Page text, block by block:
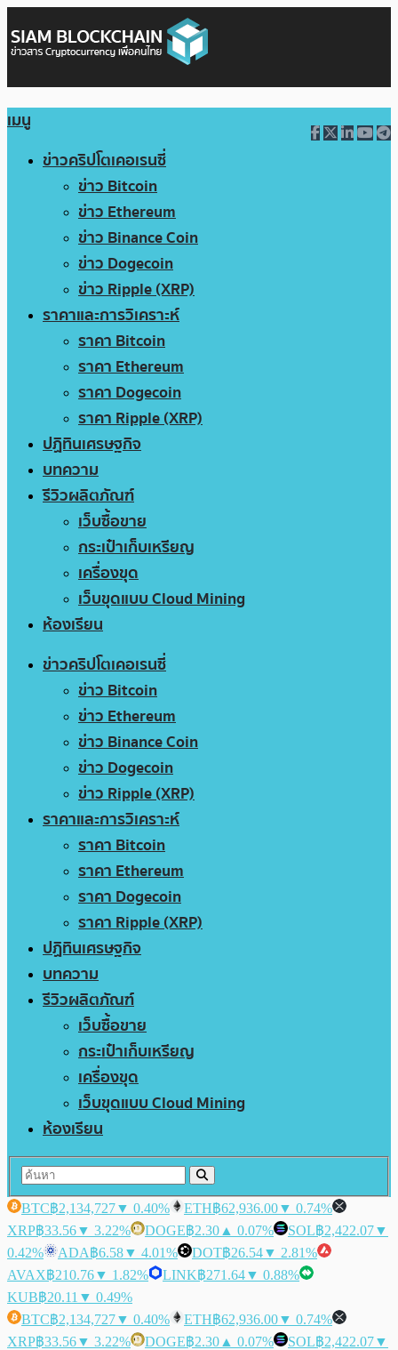
เมนู
ข่าวคริปโตเคอเรนซี่
ข่าว Bitcoin
ข่าว Ethereum
ข่าว Binance Coin
ข่าว Dogecoin
ข่าว Ripple (XRP)
ราคาและการวิเคราะห์
ราคา Bitcoin
ราคา Ethereum
ราคา Dogecoin
ราคา Ripple (XRP)
ปฏิทินเศรษฐกิจ
บทความ
รีวิวผลิตภัณฑ์
เว็บซื้อขาย
กระเป๋าเก็บเหรียญ
เครื่องขุด
เว็บขุดแบบ Cloud Mining
ห้องเรียน
ข่าวคริปโตเคอเรนซี่
ข่าว Bitcoin
ข่าว Ethereum
ข่าว Binance Coin
ข่าว Dogecoin
ข่าว Ripple (XRP)
ราคาและการวิเคราะห์
ราคา Bitcoin
ราคา Ethereum
ราคา Dogecoin
ราคา Ripple (XRP)
ปฏิทินเศรษฐกิจ
บทความ
รีวิวผลิตภัณฑ์
เว็บซื้อขาย
กระเป๋าเก็บเหรียญ
เครื่องขุด
เว็บขุดแบบ Cloud Mining
ห้องเรียน
BTC฿2,134,727▼ 0.40% ETH฿62,936.00▼ 0.74%
XRP฿33.56▼ 3.22% DOGE฿2.30 ▲ 0.07% SOL฿2,422.07▼
0.42%
ADA฿6.58▼ 4.01% DOT฿26.54▼ 2.81%
AVAX฿210.76▼ 1.82% LINK฿271.64▼ 0.88%
KUB฿20.11 ▼ 0.49%
BTC฿2,134,727▼ 0.40% ETH฿62,936.00▼ 0.74%
XRP฿33.56▼ 3.22% DOGE฿2.30 ▲ 0.07% SOL฿2,422.07▼